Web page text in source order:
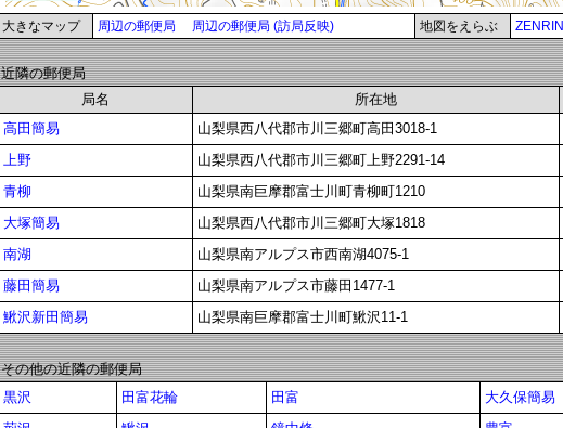
大きなマップ 周辺の郵便局 周辺の郵便局 (訪局反映) 地図をえらぶ ZENRIN
近隣の郵便局
局名
所在地
高田簡易
山梨県西八代郡市川三郷町高田3018-1
上野
山梨県西八代郡市川三郷町上野2291-14
青柳
山梨県南巨摩郡富士川町青柳町1210
大塚簡易
山梨県西八代郡市川三郷町大塚1818
南湖
山梨県南アルプス市西南湖4075-1
藤田簡易
山梨県南アルプス市藤田1477-1
鰍沢新田簡易
山梨県南巨摩郡富士川町鰍沢11-1
その他の近隣の郵便局
黒沢
田富花輪 田富 大久保簡易